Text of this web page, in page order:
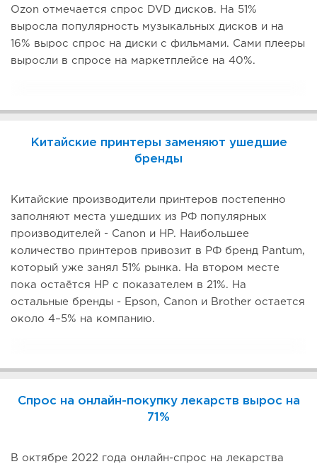
Ozon отмечается спрос DVD дисков. На 51%
выросла популярность музыкальных дисков и на
16% вырос спрос на диски с фильмами. Сами плееры
выросли в спросе на маркетплейсе на 40%.
Китайские принтеры заменяют ушедшие
бренды
Китайские производители принтеров постепенно
заполняют места ушедших из РФ популярных
производителей - Canon и HP. Наибольшее
количество принтеров привозит в РФ бренд Pantum,
который уже занял 51% рынка. На втором месте
пока остаётся HP с показателем в 21%. На
остальные бренды - Epson, Canon и Brother остается
около 4–5% на компанию.
Спрос на онлайн-покупку лекарств вырос на
71%
В октябре 2022 года онлайн-спрос на лекарства